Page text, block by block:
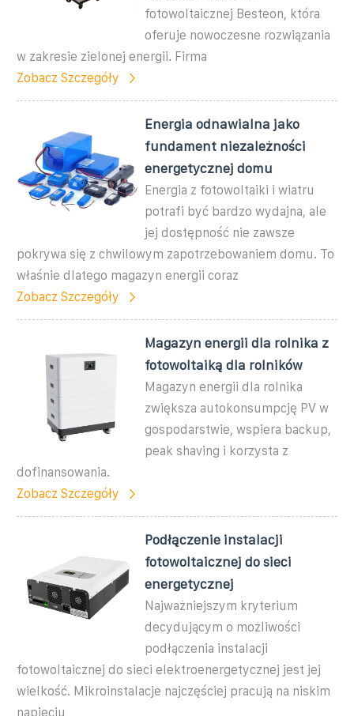
fotowoltaicznej Besteon, która
oferuje nowoczesne rozwiązania
w zakresie zielonej energii. Firma
Zobacz Szczegóły
Energia odnawialna jako
fundament niezależności
energetycznej domu
Energia z fotowoltaiki i wiatru
potrafi być bardzo wydajna, ale
jej dostępność nie zawsze
pokrywa się z chwilowym zapotrzebowaniem domu. To
właśnie dlatego magazyn energii coraz
Zobacz Szczegóły
Magazyn energii dla rolnika z
fotowoltaiką dla rolników
Magazyn energii dla rolnika
zwiększa autokonsumpcję PV w
gospodarstwie, wspiera backup,
peak shaving i korzysta z
dofinansowania.
Zobacz Szczegóły
Podłączenie instalacji
fotowoltaicznej do sieci
energetycznej
Najważniejszym kryterium
decydującym o możliwości
podłączenia instalacji
fotowoltaicznej do sieci elektroenergetycznej jest jej
wielkość. Mikroinstalacje najczęściej pracują na niskim
napięciu